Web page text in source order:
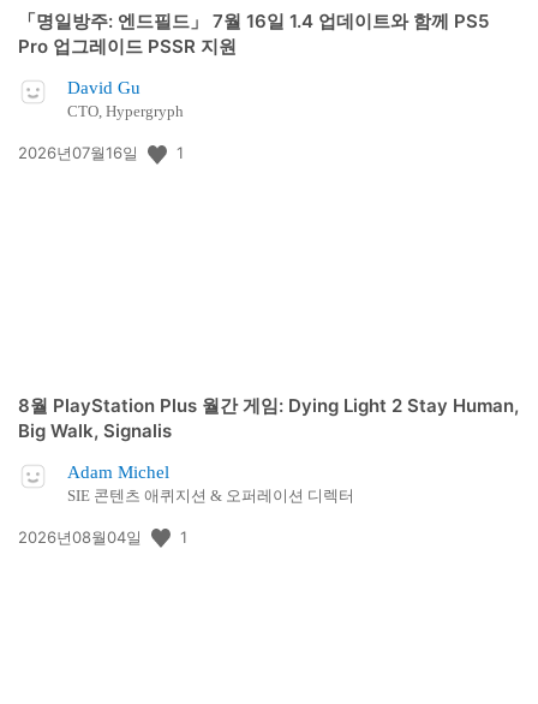
「명일방주: 엔드필드」 7월 16일 1.4 업데이트와 함께 PS5
Pro 업그레이드 PSSR 지원
David Gu
CTO, Hypergryph
공
2026년07월16일 1
8월 PlayStation Plus 월간 게임: Dying Light 2 Stay Human,
Big Walk, Signalis
Adam Michel
SIE 콘텐츠 애퀴지션 & 오퍼레이션 디렉터
공
2026년08월04일 1